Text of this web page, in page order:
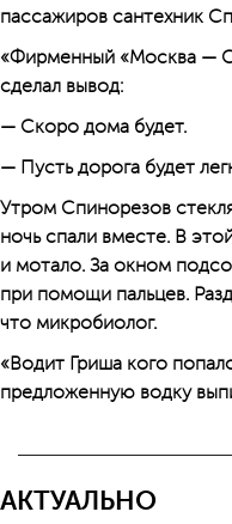
пассажиров сантехник
«Фирменный «Москва —
сделал вывод:
— Скоро дома будет.
— Пусть дорога будет
Утром Спинорезов
ночь спали вместе. В
и мотало. За окном
при помощи пальцев.
что микробиолог.
«Водит Гриша кого
предложенную водку
АКТУАЛЬНО